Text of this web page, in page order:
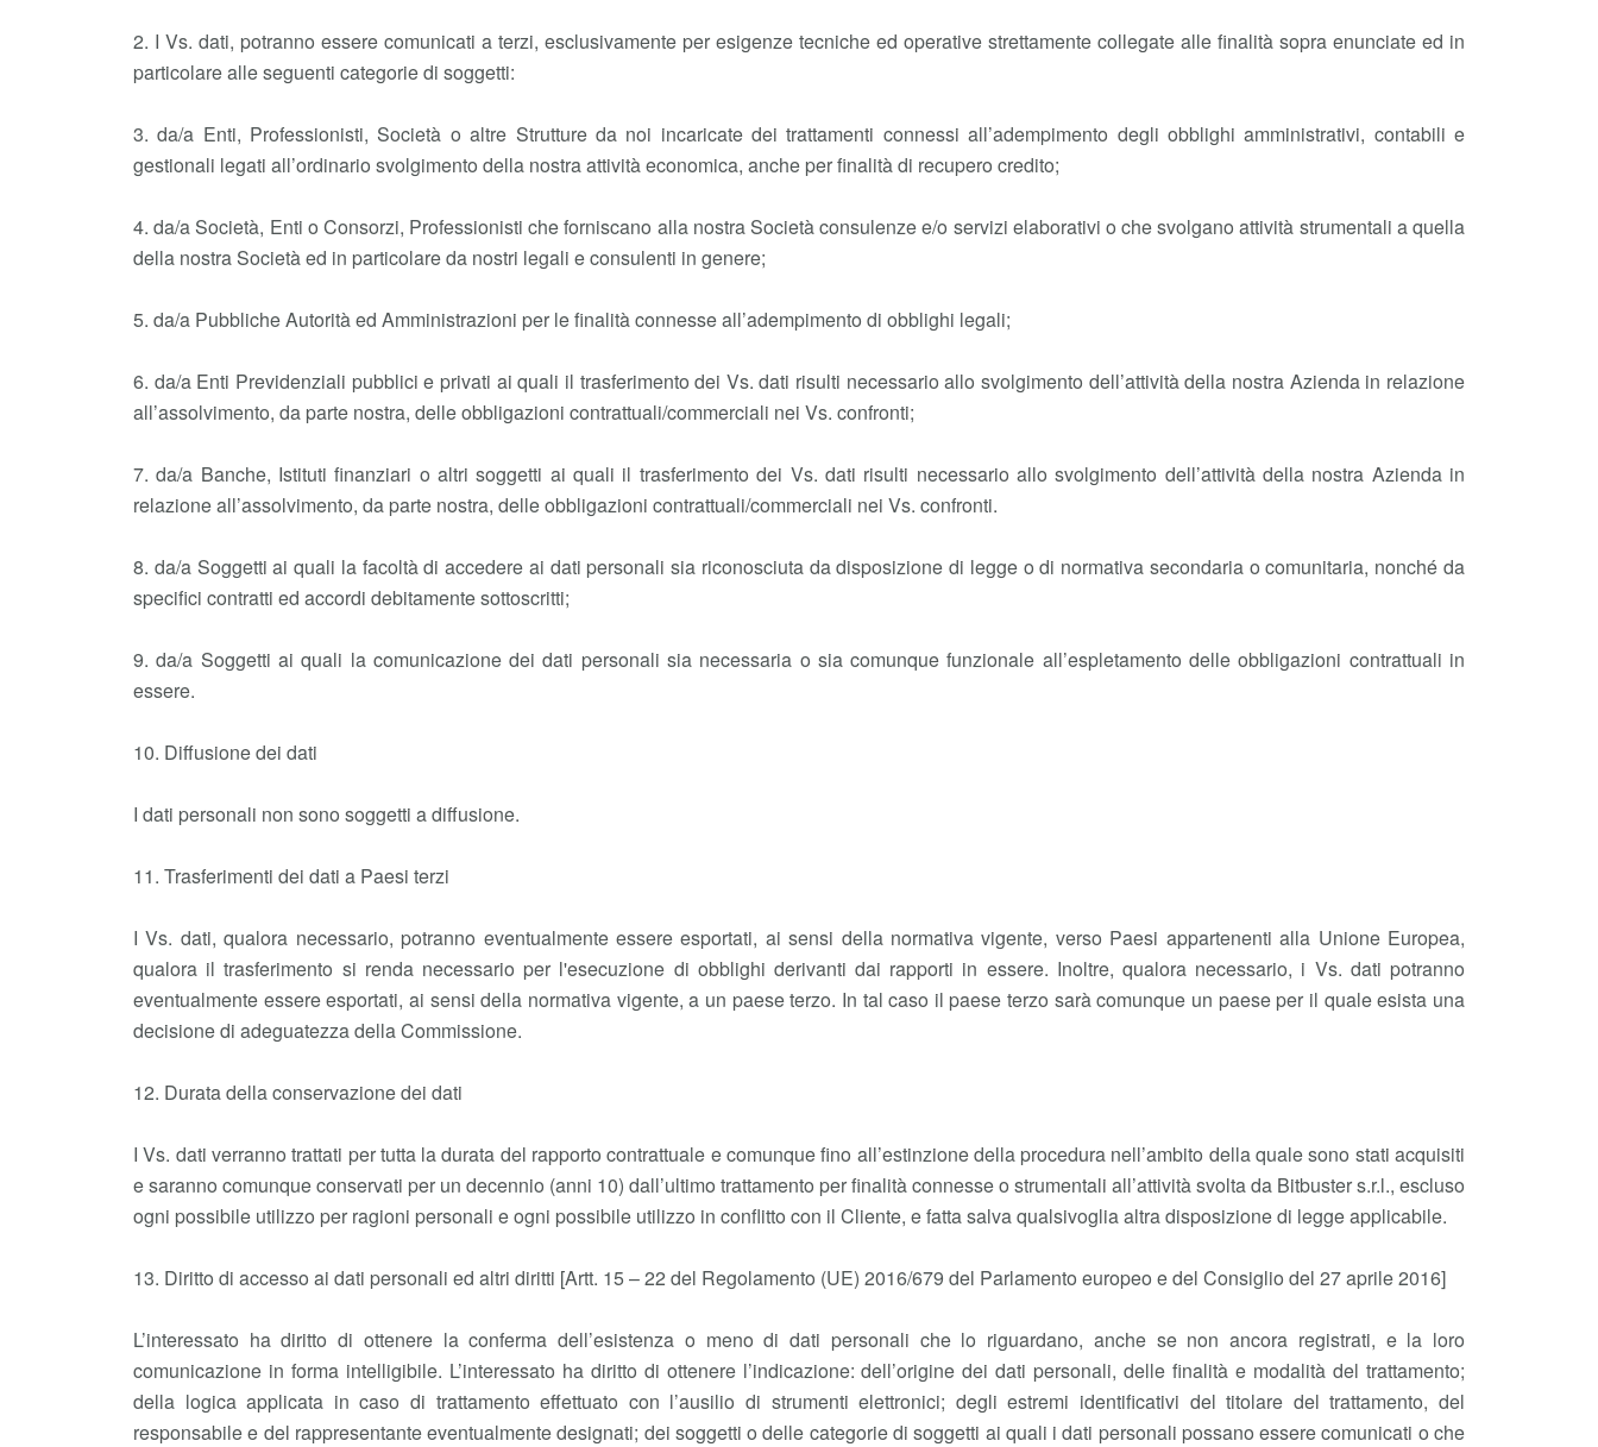
2. I Vs. dati, potranno essere comunicati a terzi, esclusivamente per esigenze tecniche ed operative strettamente collegate alle finalità sopra enunciate ed in
particolare alle seguenti categorie di soggetti:
3. da/a Enti, Professionisti, Società o altre Strutture da noi incaricate dei trattamenti connessi all’adempimento degli obblighi amministrativi, contabili e
gestionali legati all’ordinario svolgimento della nostra attività economica, anche per finalità di recupero credito;
4. da/a Società, Enti o Consorzi, Professionisti che forniscano alla nostra Società consulenze e/o servizi elaborativi o che svolgano attività strumentali a quella
della nostra Società ed in particolare da nostri legali e consulenti in genere;
5. da/a Pubbliche Autorità ed Amministrazioni per le finalità connesse all’adempimento di obblighi legali;
6. da/a Enti Previdenziali pubblici e privati ai quali il trasferimento dei Vs. dati risulti necessario allo svolgimento dell’attività della nostra Azienda in relazione
all’assolvimento, da parte nostra, delle obbligazioni contrattuali/commerciali nei Vs. confronti;
7. da/a Banche, Istituti finanziari o altri soggetti ai quali il trasferimento dei Vs. dati risulti necessario allo svolgimento dell’attività della nostra Azienda in
relazione all’assolvimento, da parte nostra, delle obbligazioni contrattuali/commerciali nei Vs. confronti.
8. da/a Soggetti ai quali la facoltà di accedere ai dati personali sia riconosciuta da disposizione di legge o di normativa secondaria o comunitaria, nonché da
specifici contratti ed accordi debitamente sottoscritti;
9. da/a Soggetti ai quali la comunicazione dei dati personali sia necessaria o sia comunque funzionale all’espletamento delle obbligazioni contrattuali in
essere.
10. Diffusione dei dati
I dati personali non sono soggetti a diffusione.
11. Trasferimenti dei dati a Paesi terzi
I Vs. dati, qualora necessario, potranno eventualmente essere esportati, ai sensi della normativa vigente, verso Paesi appartenenti alla Unione Europea,
qualora il trasferimento si renda necessario per l'esecuzione di obblighi derivanti dai rapporti in essere. Inoltre, qualora necessario, i Vs. dati potranno
eventualmente essere esportati, ai sensi della normativa vigente, a un paese terzo. In tal caso il paese terzo sarà comunque un paese per il quale esista una
decisione di adeguatezza della Commissione.
12. Durata della conservazione dei dati
I Vs. dati verranno trattati per tutta la durata del rapporto contrattuale e comunque fino all’estinzione della procedura nell’ambito della quale sono stati acquisiti
e saranno comunque conservati per un decennio (anni 10) dall’ultimo trattamento per finalità connesse o strumentali all’attività svolta da Bitbuster s.r.l., escluso
ogni possibile utilizzo per ragioni personali e ogni possibile utilizzo in conflitto con il Cliente, e fatta salva qualsivoglia altra disposizione di legge applicabile.
13. Diritto di accesso ai dati personali ed altri diritti [Artt. 15 – 22 del Regolamento (UE) 2016/679 del Parlamento europeo e del Consiglio del 27 aprile 2016]
L’interessato ha diritto di ottenere la conferma dell’esistenza o meno di dati personali che lo riguardano, anche se non ancora registrati, e la loro
comunicazione in forma intelligibile. L’interessato ha diritto di ottenere l’indicazione: dell’origine dei dati personali, delle finalità e modalità del trattamento;
della logica applicata in caso di trattamento effettuato con l’ausilio di strumenti elettronici; degli estremi identificativi del titolare del trattamento, del
responsabile e del rappresentante eventualmente designati; dei soggetti o delle categorie di soggetti ai quali i dati personali possano essere comunicati o che